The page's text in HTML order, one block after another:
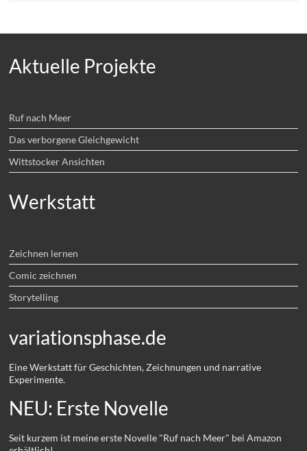
Aktuelle Projekte
Ruf nach Meer
Das verborgene Gleichgewicht
Wittstocker Ansichten
Werkstatt
Zeichnen lernen
Comic zeichnen
Storytelling
variationsphase.de
Eine Werkstatt für Geschichten, Zeichnungen und narrative
Experimente.
NEU: Erste Novelle
Seit kurzem ist meine erste Novelle "Ruf nach Meer" bei Amazon